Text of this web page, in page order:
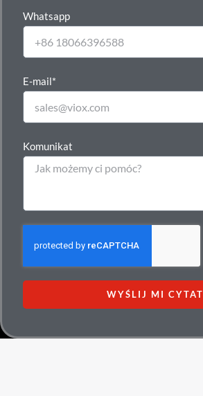
Whatsapp
E-mail*
Komunikat
WYŚLIJ MI CYTAT